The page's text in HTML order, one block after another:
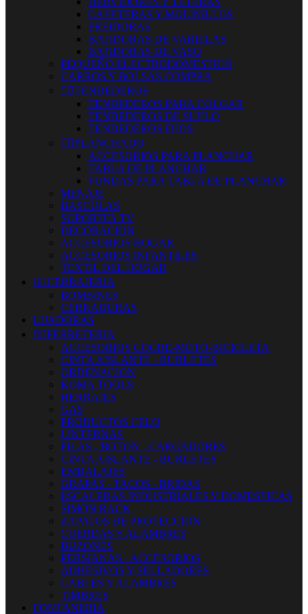
CAFETERAS Y MOLINILLOS
FREIDORAS
BATIDORAS DE VARILLAS
BATIDORAS DE VASO
PEQUEÑO ELECTRODOMESTICO
CARROS Y BOLSAS COMPRA
 TENDEDEROS
TENDEDEROS PARA COLGAR
TENDEDEROS DE SUELO
TENDEDEROS FIJOS
 PLANCHADO
ACCESORIOS PARA PLANCHAR
TABLA DE PLANCHAR
FUNDAS PARA TABLA DE PLANCHAR
MENAJE
BASCULAS
SOPORTES TV
DECORACION
ACCESORIOS HOGAR
ACCESORIOS INFANTILES
TEXTIL DEL HOGAR
 CERRAJERIA
BOMBINES
CERRADURAS
LIJADORAS
 FERRETERIA
ACCESORIOS COCHE-MOTO-BICICLETA
CINTA AISLANTE - BURLETES
ORDENACION
KOMA TOOLS
HERRAJES
GAS
PRODUCTOS CELO
LINTERNAS
PILAS - BOTON - CARGADORES
CINTA AISLANTE - BURLETES
EMBALAJES
GRAPAS - TACOS - BRIDAS
ESCALERAS INDUSTRIALES Y DOMESTICAS
SIMON RACK
ZAPATOS DE PROTECCION
CUERDAS Y ALAMBRES
BUZONES
PERSIANAS - ACCESORIOS
ADHESIVOS Y SELLADORES
CABLES Y ALAMBRES
TIMBRES
FONTANERIA